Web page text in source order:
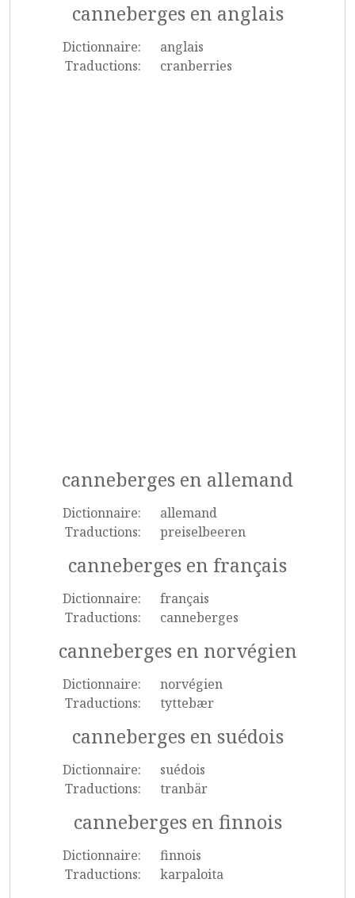
canneberges en anglais
Dictionnaire:
anglais
Traductions:
cranberries
canneberges en allemand
Dictionnaire:
allemand
Traductions:
preiselbeeren
canneberges en français
Dictionnaire:
français
Traductions:
canneberges
canneberges en norvégien
Dictionnaire:
norvégien
Traductions:
tyttebær
canneberges en suédois
Dictionnaire:
suédois
Traductions:
tranbär
canneberges en finnois
Dictionnaire:
finnois
Traductions:
karpaloita